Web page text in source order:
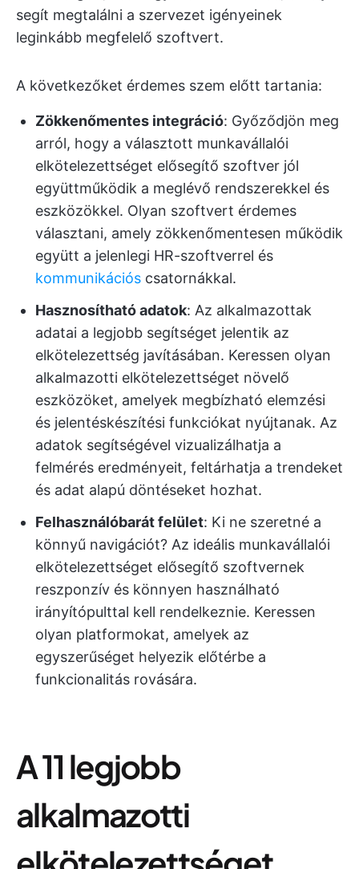
segít megtalálni a szervezet igényeinek
leginkább megfelelő szoftvert.
A következőket érdemes szem előtt tartania:
Zökkenőmentes integráció: Győződjön meg
arról, hogy a választott munkavállalói
elkötelezettséget elősegítő szoftver jól
együttműködik a meglévő rendszerekkel és
eszközökkel. Olyan szoftvert érdemes
választani, amely zökkenőmentesen működik
együtt a jelenlegi HR-szoftverrel és
kommunikációs csatornákkal.
Hasznosítható adatok: Az alkalmazottak
adatai a legjobb segítséget jelentik az
elkötelezettség javításában. Keressen olyan
alkalmazotti elkötelezettséget növelő
eszközöket, amelyek megbízható elemzési
és jelentéskészítési funkciókat nyújtanak. Az
adatok segítségével vizualizálhatja a
felmérés eredményeit, feltárhatja a trendeket
és adat alapú döntéseket hozhat.
Felhasználóbarát felület: Ki ne szeretné a
könnyű navigációt? Az ideális munkavállalói
elkötelezettséget elősegítő szoftvernek
reszponzív és könnyen használható
irányítópulttal kell rendelkeznie. Keressen
olyan platformokat, amelyek az
egyszerűséget helyezik előtérbe a
funkcionalitás rovására.
A 11 legjobb
alkalmazotti